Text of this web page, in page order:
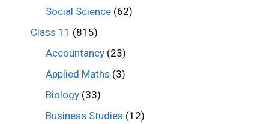
Social Science (62)
Class 11 (815)
Accountancy (23)
Applied Maths (3)
Biology (33)
Business Studies (12)